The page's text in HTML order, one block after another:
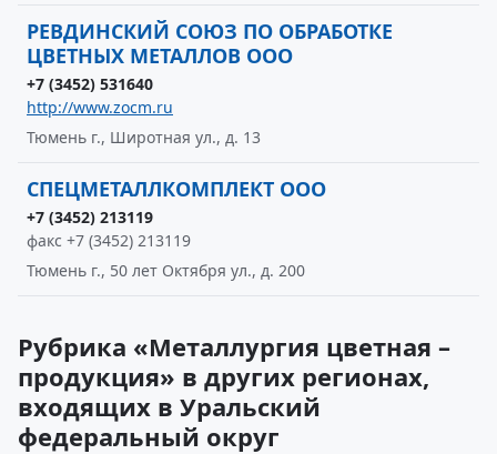
РЕВДИНСКИЙ СОЮЗ ПО ОБРАБОТКЕ
ЦВЕТНЫХ МЕТАЛЛОВ ООО
+7 (3452) 531640
http://www.zocm.ru
Тюмень г., Широтная ул., д. 13
СПЕЦМЕТАЛЛКОМПЛЕКТ ООО
+7 (3452) 213119
факс +7 (3452) 213119
Тюмень г., 50 лет Октября ул., д. 200
Рубрика «Металлургия цветная –
продукция» в других регионах,
входящих в Уральский
федеральный округ